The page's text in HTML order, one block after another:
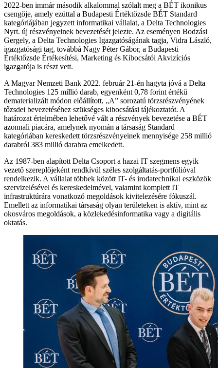
2022-ben immár második alkalommal szólalt meg a BÉT ikonikus
csengője, amely ezúttal a Budapesti Értéktőzsde BÉT Standard
kategóriájában jegyzett informatikai vállalat, a Delta Technologies
Nyrt. új részvényeinek bevezetését jelezte. Az eseményen Bodzási
Gergely, a Delta Technologies Igazgatóságának tagja, Vidra László,
igazgatósági tag, továbbá Nagy Péter Gábor, a Budapesti
Értéktőzsde Értékesítési, Marketing és Kibocsátói Akvizíciós
igazgatója is részt vett.
A Magyar Nemzeti Bank 2022. február 21-én hagyta jóvá a Delta
Technologies 125 millió darab, egyenként 0,78 forint értékű
dematerializált módon előállított, „A” sorozatú törzsrészvényének
tőzsdei bevezetéséhez szükséges kibocsátási tájékoztatót. A
határozat értelmében lehetővé vált a részvények bevezetése a BÉT
azonnali piacára, amelynek nyomán a társaság Standard
kategóriában kereskedett törzsrészvényeinek mennyisége 258 millió
darabról 383 millió darabra emelkedett.
Az 1987-ben alapított Delta Csoport a hazai IT szegmens egyik
vezető szereplőjeként rendkívül széles szolgáltatás-portfólióval
rendelkezik. A vállalat többek között IT- és irodatechnikai eszközök
szervizelésével és kereskedelmével, valamint komplett IT
infrastruktúrára vonatkozó megoldások kivitelezésére fókuszál.
Emellett az informatikai társaság olyan területeken is aktív, mint az
okosváros megoldások, a közlekedésinformatika vagy a digitális
oktatás.